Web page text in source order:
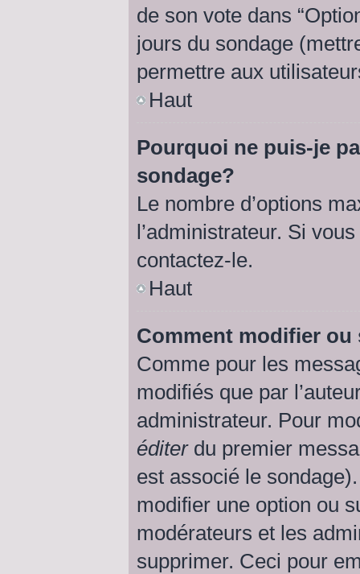
de son vote dans
jours du sondage
permettre aux
Haut
Pourquoi ne puis-je
sondage?
Le nombre d’options
l’administrateur. Si
contactez-le.
Haut
Comment modifier
Comme pour les
modifiés que par
administrateur. Pour
éditerdu premier
est associé le
modifier une option ou
modérateurs et les
supprimer. Ceci pour